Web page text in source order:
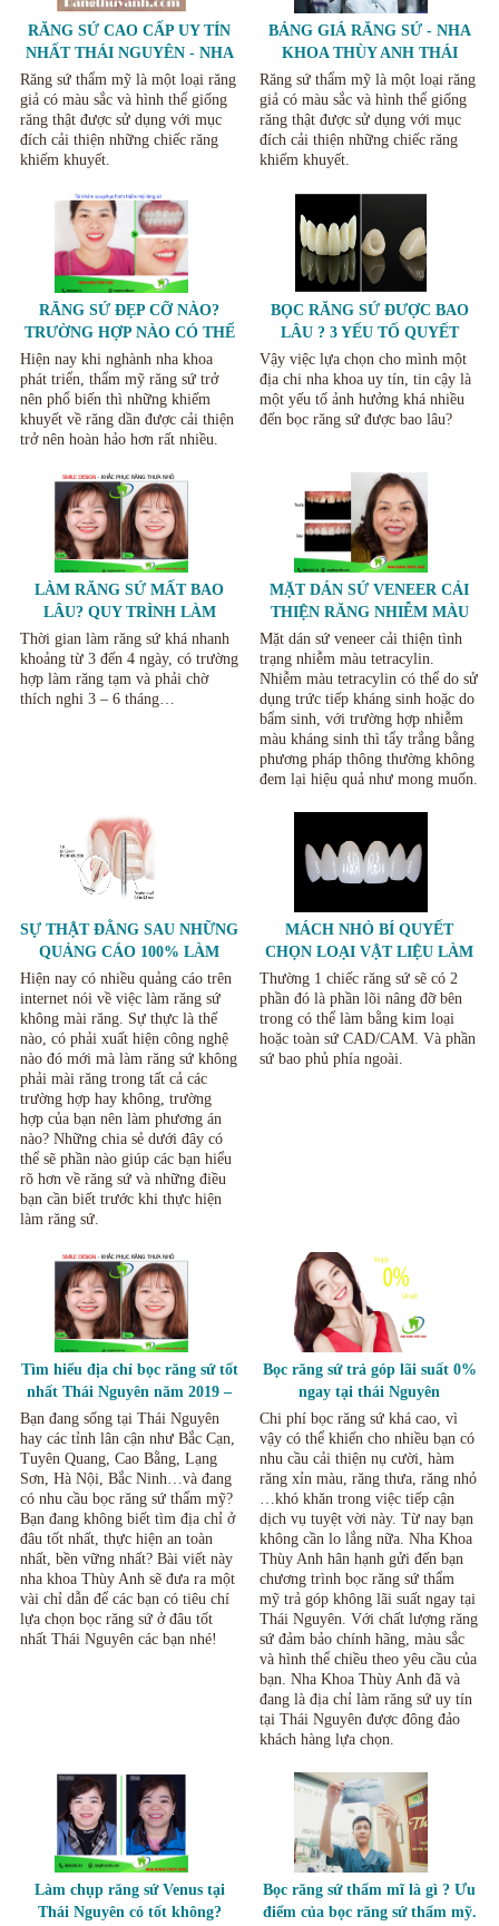
RĂNG SỨ CAO CẤP UY TÍN
NHẤT THÁI NGUYÊN - NHA
KHOA THÙY ANH
Răng sứ thẩm mỹ là một loại răng
giả có màu sắc và hình thể giống
răng thật được sử dụng với mục
đích cải thiện những chiếc răng
khiếm khuyết.
BẢNG GIÁ RĂNG SỨ - NHA
KHOA THÙY ANH THÁI
NGUYÊN
Răng sứ thẩm mỹ là một loại răng
giả có màu sắc và hình thể giống
răng thật được sử dụng với mục
đích cải thiện những chiếc răng
khiếm khuyết.
RĂNG SỨ ĐẸP CỠ NÀO?
TRƯỜNG HỢP NÀO CÓ THỂ
BỌC SỨ THẨM MỸ HIỆU
QUẢ.
Hiện nay khi nghành nha khoa
phát triển, thẩm mỹ răng sứ trở
nên phổ biến thì những khiếm
khuyết về răng dần được cải thiện
trở nên hoàn hảo hơn rất nhiều.
BỌC RĂNG SỨ ĐƯỢC BAO
LÂU ? 3 YẾU TỐ QUYẾT
ĐỊNH TUỔI THỌ RĂNG SỨ.
Vậy việc lựa chọn cho mình một
địa chi nha khoa uy tín, tin cậy là
một yếu tố ảnh hưởng khá nhiều
đến bọc răng sứ được bao lâu?
LÀM RĂNG SỨ MẤT BAO
LÂU? QUY TRÌNH LÀM
RĂNG SỨ.
Thời gian làm răng sứ khá nhanh
khoảng từ 3 đến 4 ngày, có trường
hợp làm răng tạm và phải chờ
thích nghi 3 – 6 tháng…
MẶT DÁN SỨ VENEER CẢI
THIỆN RĂNG NHIỄM MÀU
TETRACYCLIN
Mặt dán sứ veneer cải thiện tình
trạng nhiễm màu tetracylin.
Nhiễm màu tetracylin có thể do sử
dụng trức tiếp kháng sinh hoặc do
bẩm sinh, với trường hợp nhiễm
màu kháng sinh thì tẩy trắng bằng
phương pháp thông thường không
đem lại hiệu quả như mong muốn.
SỰ THẬT ĐẰNG SAU NHỮNG
QUẢNG CÁO 100% LÀM
RĂNG SỨ KHÔNG MÀI
RĂNG.
Hiện nay có nhiều quảng cáo trên
internet nói về việc làm răng sứ
không mài răng. Sự thực là thế
nào, có phải xuất hiện công nghệ
nào đó mới mà làm răng sứ không
phải mài răng trong tất cả các
trường hợp hay không, trường
hợp của bạn nên làm phương án
nào? Những chia sẻ dưới đây có
thể sẽ phần nào giúp các bạn hiểu
rõ hơn về răng sứ và những điều
bạn cần biết trước khi thực hiện
làm răng sứ.
MÁCH NHỎ BÍ QUYẾT
CHỌN LOẠI VẬT LIỆU LÀM
BỌC RĂNG NÊN CHỌN LOẠI
RĂNG NÀO CHO PHÙ HỢP.
Thường 1 chiếc răng sứ sẽ có 2
phần đó là phần lõi nâng đỡ bên
trong có thể làm bằng kim loại
hoặc toàn sứ CAD/CAM. Và phần
sứ bao phủ phía ngoài.
Tìm hiểu địa chỉ bọc răng sứ tốt
nhất Thái Nguyên năm 2019 –
2020
Bạn đang sống tại Thái Nguyên
hay các tỉnh lân cận như Bắc Cạn,
Tuyên Quang, Cao Bằng, Lạng
Sơn, Hà Nội, Bắc Ninh…và đang
có nhu cầu bọc răng sứ thẩm mỹ?
Bạn đang không biết tìm địa chỉ ở
đâu tốt nhất, thực hiện an toàn
nhất, bền vững nhất? Bài viết này
nha khoa Thùy Anh sẽ đưa ra một
vài chỉ dẫn để các bạn có tiêu chí
lựa chọn bọc răng sứ ở đâu tốt
nhất Thái Nguyên các bạn nhé!
Bọc răng sứ trả góp lãi suất 0%
ngay tại thái Nguyên
Chi phí bọc răng sứ khá cao, vì
vậy có thể khiến cho nhiều bạn có
nhu cầu cải thiện nụ cười, hàm
răng xỉn màu, răng thưa, răng nhỏ
…khó khăn trong việc tiếp cận
dịch vụ tuyệt vời này. Từ nay bạn
không cần lo lắng nữa. Nha Khoa
Thùy Anh hân hạnh gửi đến bạn
chương trình bọc răng sứ thẩm
mỹ trả góp không lãi suất ngay tại
Thái Nguyên. Với chất lượng răng
sứ đảm bảo chính hãng, màu sắc
và hình thể chiều theo yêu cầu của
bạn. Nha Khoa Thùy Anh đã và
đang là địa chỉ làm răng sứ uy tín
tại Thái Nguyên được đông đảo
khách hàng lựa chọn.
Làm chụp răng sứ Venus tại
Thái Nguyên có tốt không?
Bọc răng sứ thẩm mĩ là gì ? Ưu
điểm của bọc răng sứ thẩm mỹ.